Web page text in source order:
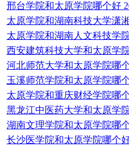
邢台学院和太原学院哪个好
太原学院和湖南科技大学潇
太原学院和湖南人文科技学
西安建筑科技大学和太原学
河北师范大学和太原学院哪
玉溪师范学院和太原学院哪
太原学院和重庆财经学院哪
黑龙江中医药大学和太原学
湖南文理学院和太原学院哪
长沙医学院和太原学院哪个